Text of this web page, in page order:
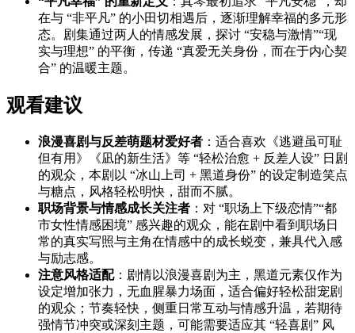
在与 “非平凡” 的小田切相遇后，逐渐理解幸福的多元形
态。剧集通过两人的情感发展，探讨 “安稳与激情”“现
实与理想” 的平衡，传递 “真爱无关身份，而在于内心契
合” 的温暖主题。
观看建议
浪漫喜剧与反差萌题材爱好者 ：适合喜欢《逃避虽可耻
但有用》《凪的新生活》等 “轻松治愈 + 反差人设” 日剧
的观众，本剧以 “冰山上司 + 黑道身份” 的设定制造笑点
与糖点，风格轻松明快，甜而不腻。
职场背景与情感成长关注者 ：对 “职场上下级恋情”“都
市女性情感困境” 感兴趣的观众，能在剧中看到职场日
常的真实写照与主角在情感中的成长蜕变，兼具代入感
与励志感。
注意风格适配：剧情以浪漫喜剧为主，黑道元素仅作为
设定增加张力，无血腥暴力场面，适合偏好轻松甜宠剧
的观众；节奏轻快，侧重日常互动与情感升温，若期待
强情节冲突或深刻主题，可能需要适应其 “轻喜剧” 风